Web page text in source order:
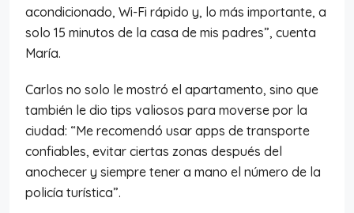
acondicionado, Wi-Fi rápido y, lo más importante, a
solo 15 minutos de la casa de mis padres”, cuenta
María.
Carlos no solo le mostró el apartamento, sino que
también le dio tips valiosos para moverse por la
ciudad: “Me recomendó usar apps de transporte
confiables, evitar ciertas zonas después del
anochecer y siempre tener a mano el número de la
policía turística”.